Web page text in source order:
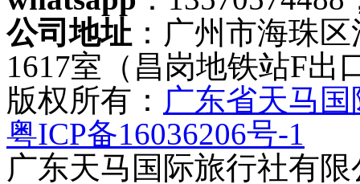
公司地址 ：广州市海珠
1617室（昌岗地铁站F出
版权所有： 广东省天马
粤ICP备16036206号-1
广东天马国际旅行社有